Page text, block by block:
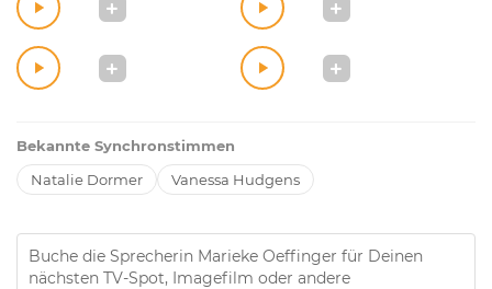
Bekannte Synchronstimmen
Natalie Dormer
Vanessa Hudgens
Buche die Sprecherin Marieke Oeffinger für Deinen
nächsten TV-Spot, Imagefilm oder andere